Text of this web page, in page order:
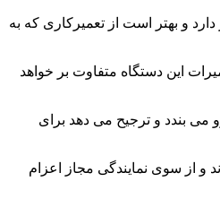
و بهتر است از تعمیرکاری که به
این دستگاه متفاوت بر خواهد
می بندد و ترجیح می دهد برای
و از سوی نمایندگی مجاز اعزام